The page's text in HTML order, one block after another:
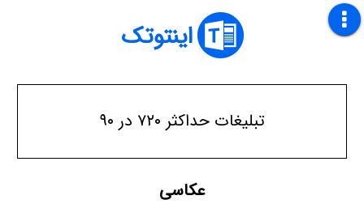
اینتوتک
تبلیغات حداکثر ۷۲۰ در ۹۰
عکاسی